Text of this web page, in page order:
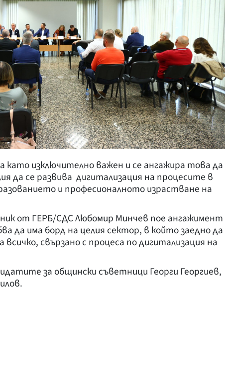
като изключително важен и се ангажира това да
да се развива дигитализация на процесите в
и професионалното израстване на
от ГЕРБ/СДС Любомир Минчев пое ангажимент
да има борд на целия сектор, в който заедно да
свързано с процеса по дигитализация на
за общински съветници Георги Георгиев,